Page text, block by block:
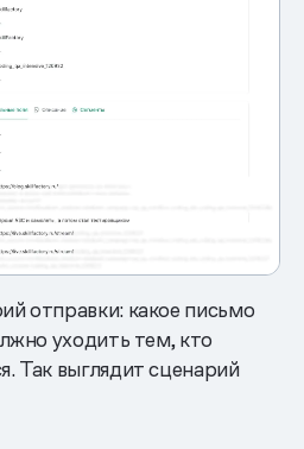
отправки: какое письмо
уходить тем, кто
Так выглядит сценарий